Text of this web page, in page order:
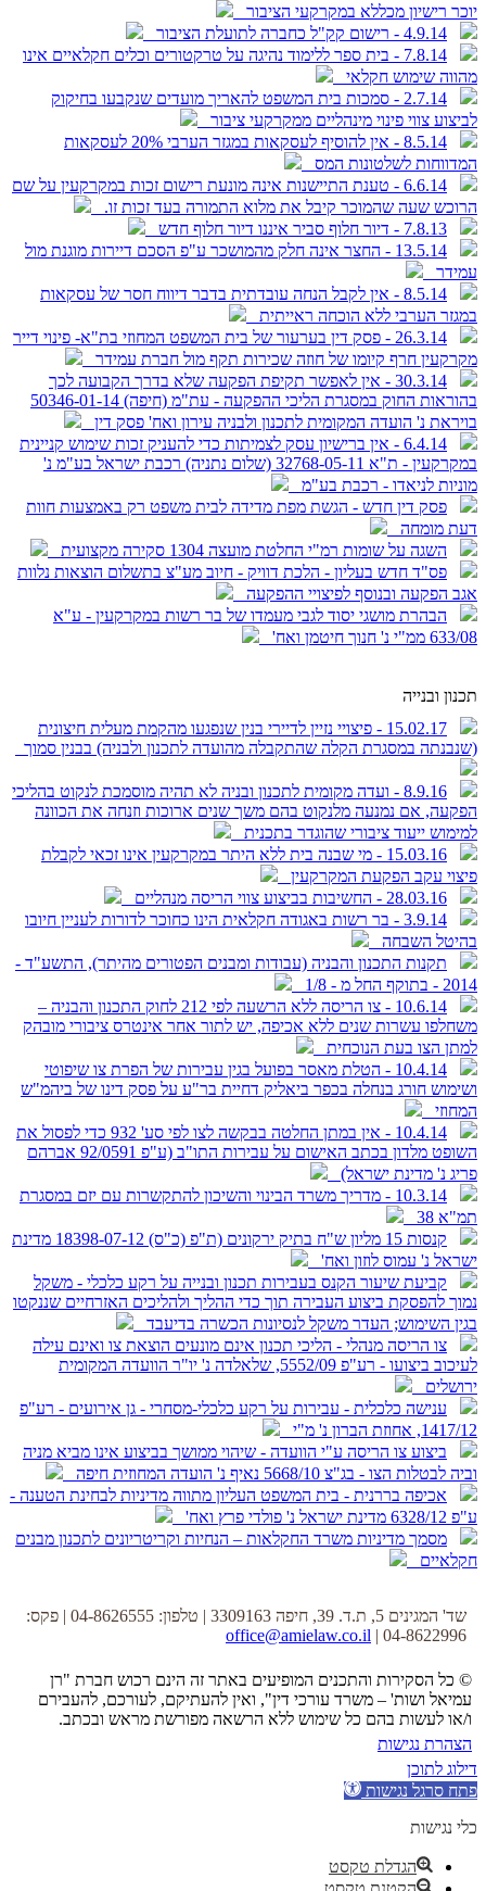
יוכר רישיון מכללא במקרקעי הציבור
4.9.14 - רישום קק"ל כחברה לתועלת הציבור
7.8.14 - בית ספר ללימוד נהיגה על טרקטורים וכלים חקלאיים אינו
מהווה שימוש חקלאי
2.7.14 - סמכות בית המשפט להאריך מועדים שנקבעו בחיקוק
לביצוע צווי פינוי מינהליים ממקרקעי ציבור
8.5.14 - אין להוסיף לעסקאות במגזר הערבי 20% לעסקאות
המדווחות לשלטונות המס
6.6.14 - טענת התיישנות אינה מונעת רישום זכות במקרקעין על שם
הרוכש שעה שהמוכר קיבל את מלוא התמורה בעד זכות זו.
7.8.13 - דיור חלוף סביר איננו דיור חלוף חדש
13.5.14 - החצר אינה חלק מהמושכר ע"פ הסכם דיירות מוגנת מול
עמידר
8.5.14 - אין לקבל הנחה עובדתית בדבר דיווח חסר של עסקאות
במגזר הערבי ללא הוכחה ראייתית
26.3.14 - פסק דין בערעור של בית המשפט המחוזי בת"א- פינוי דייר
מקרקעין חרף קיומו של חוזה שכירות תקף מול חברת עמידר
30.3.14 - אין לאפשר תקיפת הפקעה שלא בדרך הקבועה לכך
בהוראות החוק במסגרת הליכי ההפקעה - עת"מ (חיפה) 50346-01-14
בויראת נ' הועדה המקומית לתכנון ולבניה עירון ואח' פסק דין
6.4.14 - אין ברישיון עסק לצמיתות כדי להעניק זכות שימוש קניינית
במקרקעין - ת"א 32768-05-11 (שלום נתניה) רכבת ישראל בע"מ נ'
מוניות לניאדו - רכבת בע"מ
פסק דין חדש - הגשת מפת מדידה לבית משפט רק באמצעות חוות
דעת מומחה
השגה על שומות רמ"י החלטת מועצה 1304 סקירה מקצועית
פס"ד חדש בעליון - הלכת דוויק - חיוב מע"צ בתשלום הוצאות נלוות
אגב הפקעה ובנוסף לפיצויי ההפקעה
הבהרת מושגי יסוד לגבי מעמדו של בר רשות במקרקעין - ע"א
633/08 ממ"י נ' חנוך חיטמן ואח'
תכנון ובנייה
15.02.17 - פיצויי נזיין לדיירי בנין שנפגעו מהקמת מעלית חיצונית
(שנבנתה במסגרת הקלה שהתקבלה מהועדה לתכנון ולבניה) בבנין סמוך
8.9.16 - ועדה מקומית לתכנון ובניה לא תהיה מוסמכת לנקוט בהליכי
הפקעה, אם נמנעה מלנקוט בהם משך שנים ארוכות וזנחה את הכוונה
למימוש ייעוד ציבורי שהוגדר בתכנית
15.03.16 - מי שבנה בית ללא היתר במקרקעין אינו זכאי לקבלת
פיצוי עקב הפקעת המקרקעין
28.03.16 - החשיבות בביצוע צווי הריסה מנהליים
3.9.14 - בר רשות באגודה חקלאית הינו כחוכר לדורות לעניין חיובו
בהיטל השבחה
תקנות התכנון והבניה (עבודות ומבנים הפטורים מהיתר), התשע"ד -
2014 - בתוקף החל מ - 1/8
10.6.14 - צו הריסה ללא הרשעה לפי 212 לחוק התכנון והבניה –
משחלפו עשרות שנים ללא אכיפה, יש לתור אחר אינטרס ציבורי מובהק
למתן הצו בעת הנוכחית
10.4.14 - הטלת מאסר בפועל בגין עבירות של הפרת צו שיפוטי
ושימוש חורג בנחלה בכפר ביאליק דחיית בר"ע על פסק דינו של ביהמ"ש
המחוזי
10.4.14 - אין במתן החלטה בבקשה לצו לפי סע' 932 כדי לפסול את
השופט מלדון בכתב האישום על עבירות התו"ב (ע"פ 92/0591 אברהם
פריג נ' מדינת ישראל)
10.3.14 - מדריך משרד הבינוי והשיכון להתקשרות עם יזם במסגרת
תמ"א 38
קנסות 15 מליון ש"ח בתיק ירקונים (ת"פ (כ"ס) 18398-07-12 מדינת
ישראל נ' עמוס לוזון ואח'
קביעת שיעור הקנס בעבירות תכנון ובנייה על רקע כלכלי - משקל
נמוך להפסקת ביצוע העבירה תוך כדי ההליך ולהליכים האזרחיים שננקטו
בגין השימוש; העדר משקל לנסיונות הכשרה בדיעבד
צו הריסה מנהלי - הליכי תכנון אינם מונעים הוצאת צו ואינם עילה
לעיכוב ביצועו - רע"פ 5552/09, שלאלדה נ' יו"ר הוועדה המקומית
ירושלים
ענישה כלכלית - עבירות על רקע כלכלי-מסחרי - גן אירועים - רע"פ
1417/12, אחוזת הברון נ' מ"י
ביצוע צו הריסה ע"י הוועדה - שיהוי ממושך בביצוע אינו מביא מניה
וביה לבטלות הצו - בג"צ 5668/10 נאיף נ' הועדה המחוזית חיפה
אכיפה בררנית - בית המשפט העליון מתווה מדיניות לבחינת הטענה -
ע"פ 6328/12 מדינת ישראל נ' פולדי פרץ ואח'
מסמך מדיניות משרד החקלאות – הנחיות וקריטריונים לתכנון מבנים
חקלאיים
שד' המגינים 5, ת.ד. 39, חיפה 3309163 | טלפון: 04-8626555 | פקס:
04-8622996 |
office@amielaw.co.il
© כל הסקירות והתכנים המופיעים באתר זה הינם רכוש חברת "רן
עמיאל ושות' – משרד עורכי דין", ואין להעתיקם, לעורכם, להעבירם
ו/או לעשות בהם כל שימוש ללא הרשאה מפורשת מראש ובכתב.
הצהרת נגישות
דילוג לתוכן
פתח סרגל נגישות
כלי נגישות
הגדלת טקסט